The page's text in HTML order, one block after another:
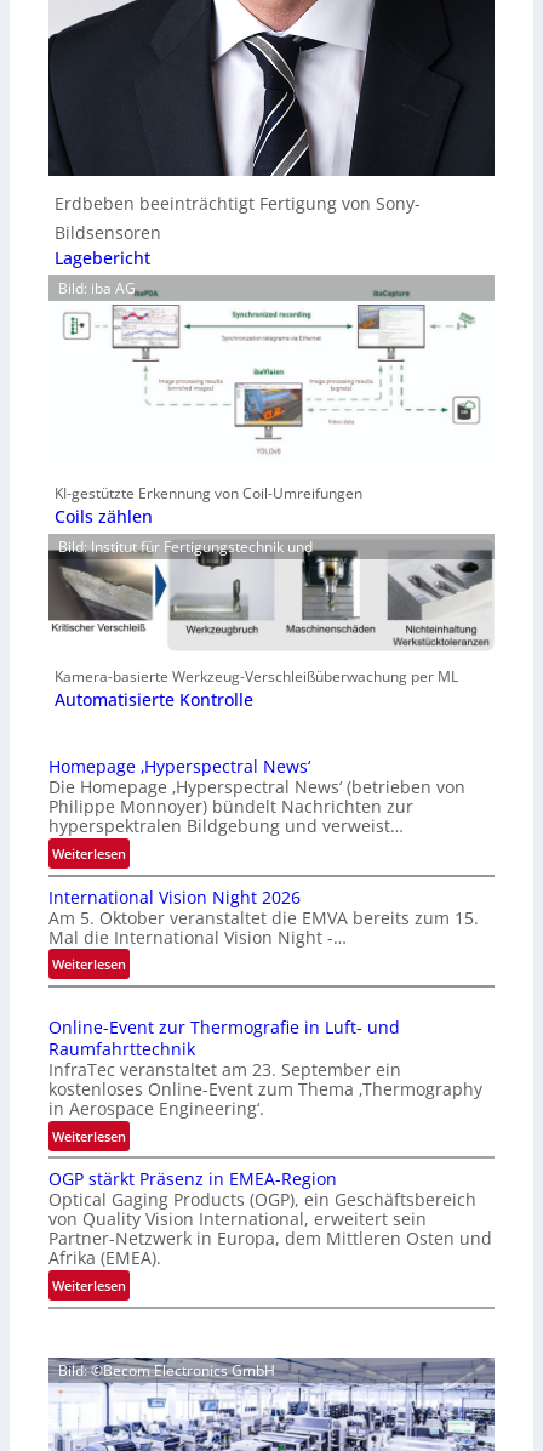
Erdbeben beeinträchtigt Fertigung von Sony-
Bildsensoren
Lagebericht
Bild: iba AG
KI-gestützte Erkennung von Coil-Umreifungen
Coils zählen
Bild: Institut für Fertigungstechnik und
Kamera-basierte Werkzeug-Verschleißüberwachung per ML
Automatisierte Kontrolle
Homepage ‚Hyperspectral News‘
Die Homepage ‚Hyperspectral News‘ (betrieben von
Philippe Monnoyer) bündelt Nachrichten zur
hyperspektralen Bildgebung und verweist…
Weiterlesen:
H
o
m
e
p
a
e
‚
H
y
p
e
r
s
p
e
c
t
r
l
N
w
International Vision Night 2026
Am 5. Oktober veranstaltet die EMVA bereits zum 15.
Mal die International Vision Night -…
Weiterlesen:
I
t
e
r
n
a
t
o
n
a
l
V
i
i
o
N
i
Online-Event zur Thermografie in Luft- und
Raumfahrttechnik
InfraTec veranstaltet am 23. September ein
kostenloses Online-Event zum Thema ‚Thermography
in Aerospace Engineering‘.
Weiterlesen:
O
n
l
i
n
e
-
e
n
z
OGP stärkt Präsenz in EMEA-Region
Optical Gaging Products (OGP), ein Geschäftsbereich
von Quality Vision International, erweitert sein
Partner-Netzwerk in Europa, dem Mittleren Osten und
Afrika (EMEA).
Weiterlesen:
O
s
ä
r
Bild: ©Becom Electronics GmbH